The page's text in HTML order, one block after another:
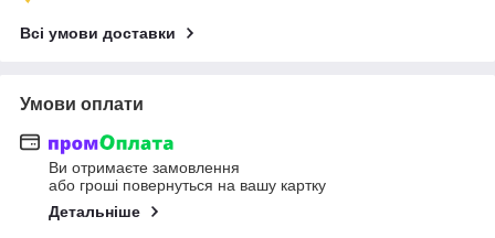
Всі умови доставки
Умови оплати
Ви отримаєте замовлення
або гроші повернуться на вашу картку
Детальніше